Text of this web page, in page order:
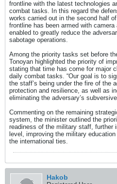
frontline with the latest technologies
combat tasks. In this regard the
works carried out in the second half
frontline has been armed with
enabled to greatly reduce the
sabotage operations.
Among the priority tasks set before
Tonoyan highlighted the priority of
stating that time has come for major
daily combat tasks. “Our goal is to
the staff’s being under the fire of the
protection and resilience, as well as
eliminating the adversary’s
Commenting on the remaining
system, the minister outlined the
readiness of the military staff, further
level, improving the military
the international ties.
Hakob